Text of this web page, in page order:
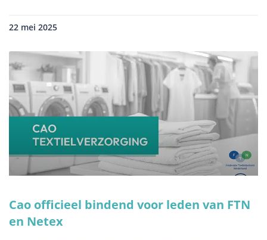
22 mei 2025
Cao officieel bindend voor leden van FTN
en Netex